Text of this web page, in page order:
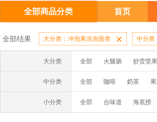
全部商品分类 首页
全部结果 大分类：冲泡果冻泡面类  中分类
大分类 全部 火腿肠 炒货坚
中分类 全部 咖啡 奶茶
小分类 全部 合味道 海底捞